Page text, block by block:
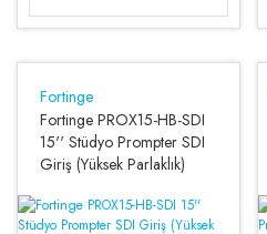
Fortinge
Fortinge PROX15-HB-SDI
15'' Stüdyo Prompter SDI
Giriş (Yüksek Parlaklık)